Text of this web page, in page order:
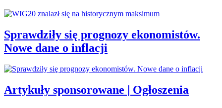
Sprawdziły się prognozy ekonomistów.
Nowe dane o inflacji
Artykuły sponsorowane | Ogłoszenia